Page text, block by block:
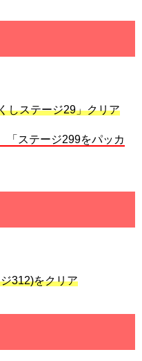
しステージ29」クリア
「ステージ299をパッカ
312)をクリア